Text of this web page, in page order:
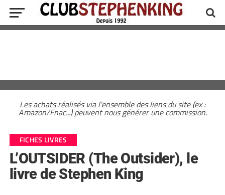
Les achats réalisés via l'ensemble des liens du site (ex :
Amazon/Fnac...) peuvent nous générer une commission.
FICHES LIVRES
L’OUTSIDER (The Outsider), le
livre de Stephen King